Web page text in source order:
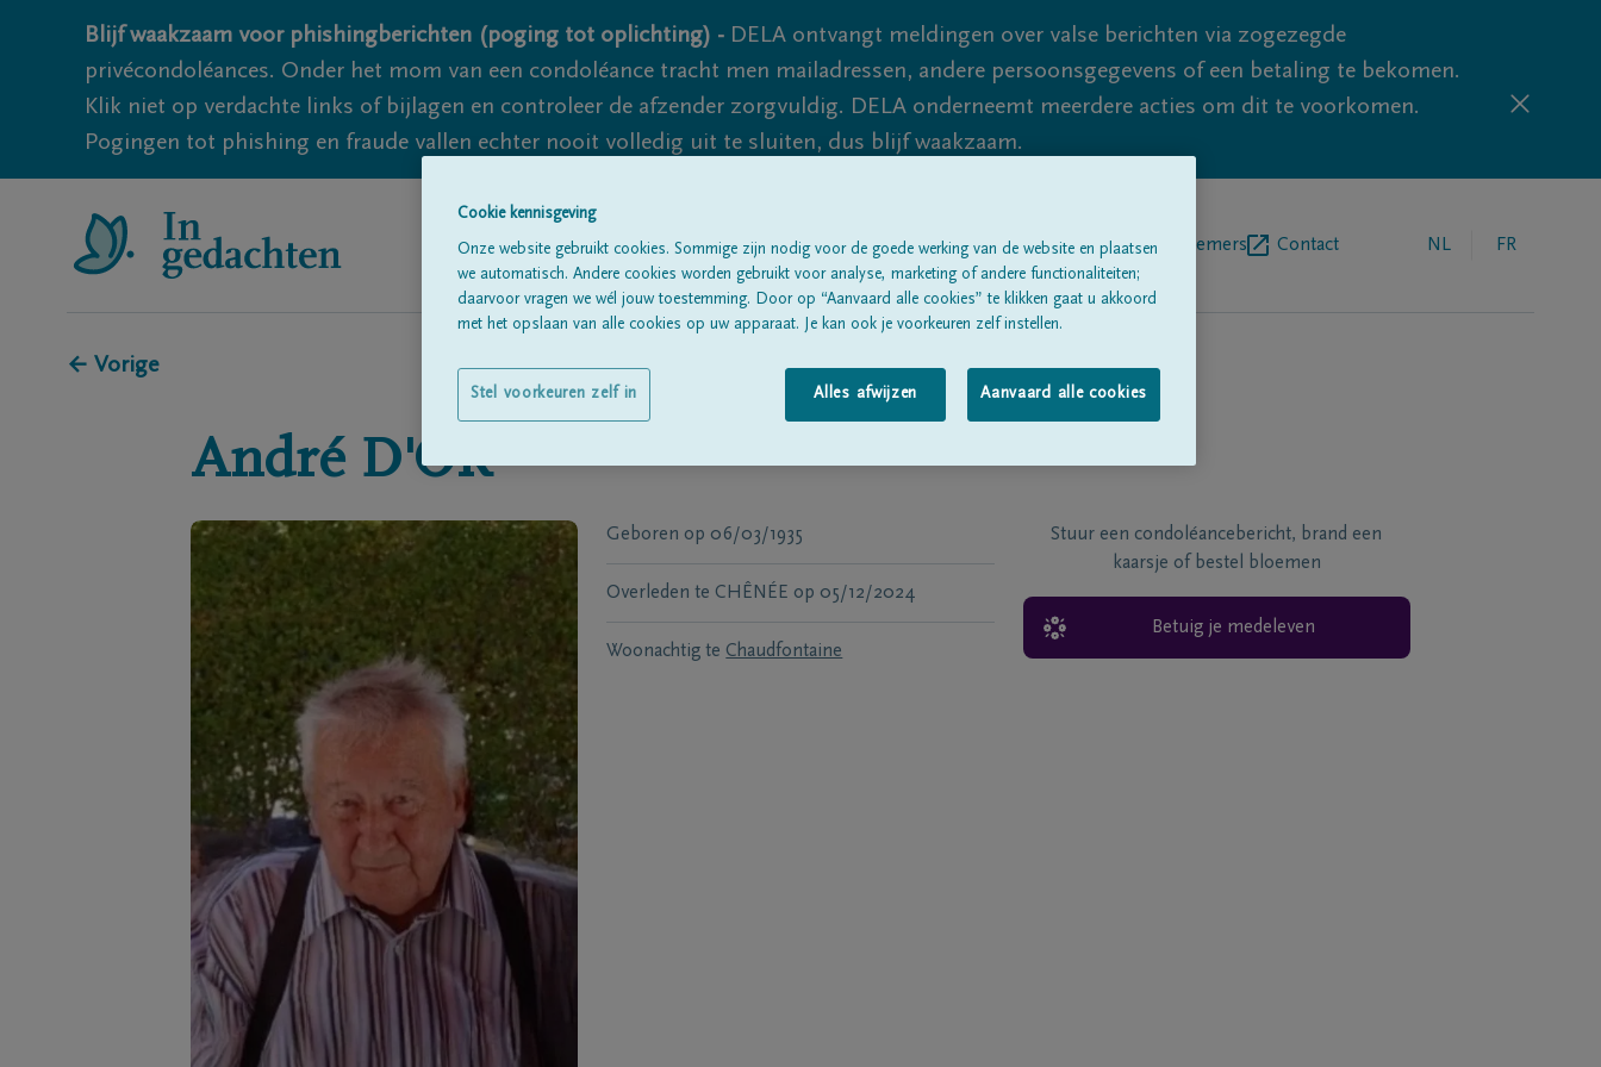
Blijf waakzaam voor phishingberichten (poging tot oplichting) - DELA ontvangt meldingen over valse berichten via zogezegde
privécondoléances. Onder het mom van een condoléance tracht men mailadressen, andere persoonsgegevens of een betaling te bekomen.
Klik niet op verdachte links of bijlagen en controleer de afzender zorgvuldig. DELA onderneemt meerdere acties om dit te voorkomen.
Pogingen tot phishing en fraude vallen echter nooit volledig uit te sluiten, dus blijf waakzaam.
Alle rouwberichtenOver onsBegrafenisondernemers Contact NL FR
← Vorige
André D'OR
Geboren op 06/03/1935
Overleden te CHÊNÉE op 05/12/2024
Woonachtig te Chaudfontaine
Stuur een condoléancebericht, brand een
kaarsje of bestel bloemen
Betuig je medeleven
Cookie kennisgeving
Onze website gebruikt cookies. Sommige zijn nodig voor de goede werking van de website en plaatsen
we automatisch. Andere cookies worden gebruikt voor analyse, marketing of andere functionaliteiten;
daarvoor vragen we wél jouw toestemming. Door op “Aanvaard alle cookies” te klikken gaat u akkoord
met het opslaan van alle cookies op uw apparaat. Je kan ook je voorkeuren zelf instellen.
Alles afwijzen Aanvaard alle cookies
Stel voorkeuren zelf in